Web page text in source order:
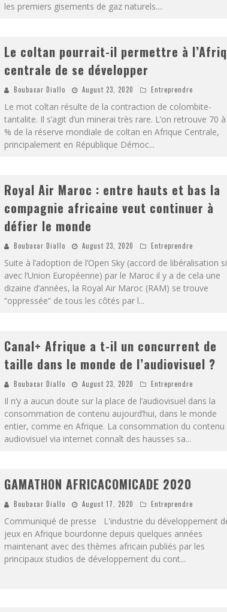
les premiers gisements de gaz naturels....
Le coltan pourrait-il permettre à
centrale de se développer
Boubacar Diallo August 23, 2020 Entreprendre
Le mot coltan résulte de la contraction de colombite-
tantalite. Il s’agit d’un minerai très rare. L’on retrouve 70
% de la réserve mondiale de coltan en Afrique Centrale,
principalement en République Démoc...
Royal Air Maroc : entre hauts et bas la
compagnie africaine veut continuer à
défier le monde
Boubacar Diallo August 23, 2020 Entreprendre
Suite à l’adoption de l’Open Sky (accord de libéralisation
avec l’Union Européenne) par le Maroc il y a de cela une
dizaine d’années, la Royal Air Maroc (RAM) se trouve
“oppressée” de tous les côtés par l...
Canal+ Afrique a t-il un concurrent de
taille dans le monde de l’audiovisuel ?
Boubacar Diallo August 23, 2020 Entreprendre
Il n’y a aucun doute sur la place de l’audiovisuel dans la
consommation de contenu aujourd’hui, dans le monde
entier, comme en Afrique. La consommation du contenu
audiovisuel via internet connaît des hausses sa...
GAMATHON AFRICACOMICADE 2020
Boubacar Diallo August 17, 2020 Entreprendre
Communiqué de presse L'industrie du développement
jeux en Afrique bourdonne depuis quelques années
maintenant avec des thèmes africain publiés par les
principaux studios de développement du cont...